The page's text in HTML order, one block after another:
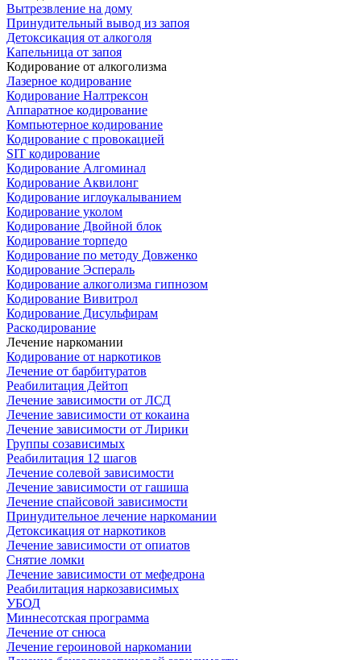
Вытрезвление на дому
Принудительный вывод из запоя
Детоксикация от алкоголя
Капельница от запоя
Кодирование от алкоголизма
Лазерное кодирование
Кодирование Налтрексон
Аппаратное кодирование
Компьютерное кодирование
Кодирование с провокацией
SIT кодирование
Кодирование Алгоминал
Кодирование Аквилонг
Кодирование иглоукалыванием
Кодирование уколом
Кодирование Двойной блок
Кодирование торпедо
Кодирование по методу Довженко
Кодирование Эспераль
Кодирование алкоголизма гипнозом
Кодирование Вивитрол
Кодирование Дисульфирам
Раскодирование
Лечение наркомании
Кодирование от наркотиков
Лечение от барбитуратов
Реабилитация Дейтоп
Лечение зависимости от ЛСД
Лечение зависимости от кокаина
Лечение зависимости от Лирики
Группы созависимых
Реабилитация 12 шагов
Лечение солевой зависимости
Лечение зависимости от гашиша
Лечение спайсовой зависимости
Принудительное лечение наркомании
Детоксикация от наркотиков
Лечение зависимости от опиатов
Снятие ломки
Лечение зависимости от мефедрона
Реабилитация наркозависимых
УБОД
Миннесотская программа
Лечение от снюса
Лечение героиновой наркомании